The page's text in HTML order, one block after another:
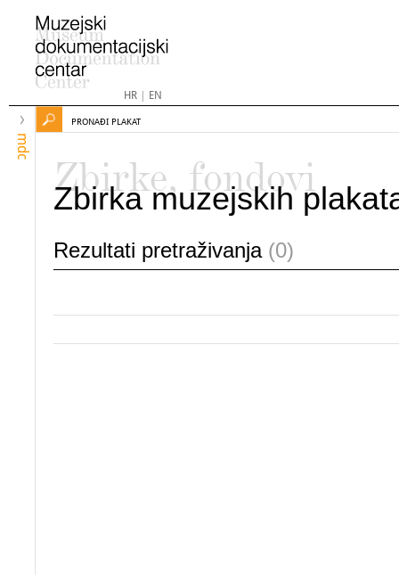
HR| EN
mdc
PRONAĐI PLAKAT
Zbirke, fondovi
Zbirka muzejskih
Rezultati pretraživanja (0)